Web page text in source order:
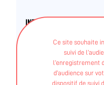
Ce site souhaite
suivi de
l’enregistrement
d’audience sur
dispositif de suivi
INTERVENANTS
Structures (associations,
MOHAMED INEDJAREN